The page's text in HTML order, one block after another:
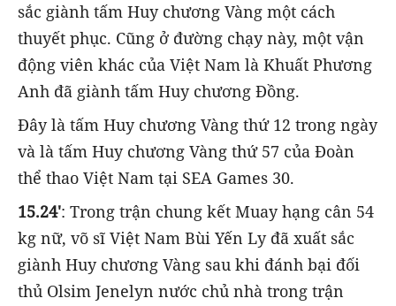
sắc giành tấm Huy chương Vàng một cách
thuyết phục. Cũng ở đường chạy này, một vận
động viên khác của Việt Nam là Khuất Phương
Anh đã giành tấm Huy chương Đồng.
Đây là tấm Huy chương Vàng thứ 12 trong ngày
và là tấm Huy chương Vàng thứ 57 của Đoàn
thể thao Việt Nam tại SEA Games 30.
15.24': Trong trận chung kết Muay hạng cân 54
kg nữ, võ sĩ Việt Nam Bùi Yến Ly đã xuất sắc
giành Huy chương Vàng sau khi đánh bại đối
thủ Olsim Jenelyn nước chủ nhà trong trận